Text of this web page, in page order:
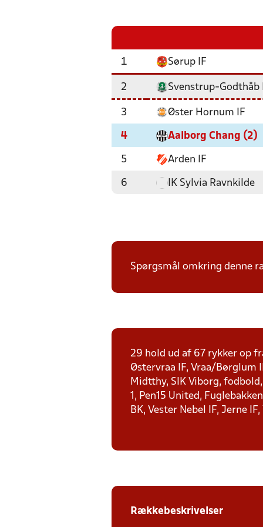
1 Sørup IF
2 Svenstrup-Godthåb
3 Øster Hornum IF
4 Aalborg Chang (2)
5 Arden IF
6 IK Sylvia Ravnkilde
Spørgsmål omkring denne
29 hold ud af 67 rykker op
Østervraa IF, Vraa/Børglum
Midtthy, SIK Viborg,
1, Pen15 United,
BK, Vester Nebel IF, Jerne
Rækkebeskrivelser